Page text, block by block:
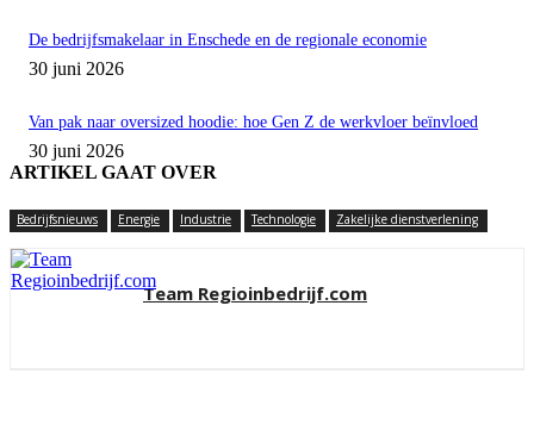
De bedrijfsmakelaar in Enschede en de regionale economie
30 juni 2026
Van pak naar oversized hoodie: hoe Gen Z de werkvloer beïnvloed
30 juni 2026
ARTIKEL GAAT OVER
Bedrijfsnieuws Energie Industrie Technologie Zakelijke dienstverlening
Team Regioinbedrijf.com